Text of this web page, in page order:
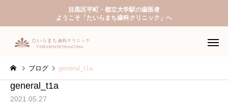
目黒区平町・都立大学駅の歯医者
ようこそ「たいらまち歯科クリニック」へ
ブログ general_t1a
general_t1a
2021.05.27